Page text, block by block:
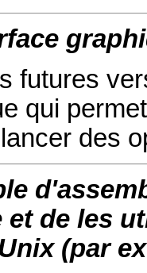
futures
qui
des
et de les
(par